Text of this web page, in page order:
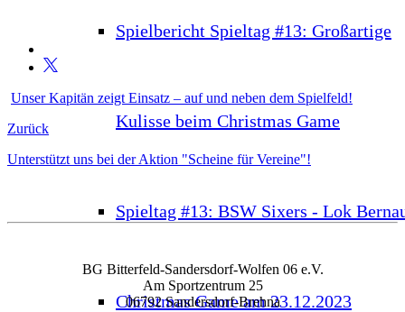
Spielbericht Spieltag #13: Großartige
Kulisse beim Christmas Game
Spieltag #13: BSW Sixers - Lok
Christmas Game am 23.12.2023
Unser Kapitän zeigt Einsatz – auf und neben dem Spielfeld!
Zurück
Unterstützt uns bei der Aktion "Scheine für Vereine"!
BG Bitterfeld-Sandersdorf-Wolfen 06 e.V.
Am Sportzentrum 25
06792 Sandersdorf-Brehna